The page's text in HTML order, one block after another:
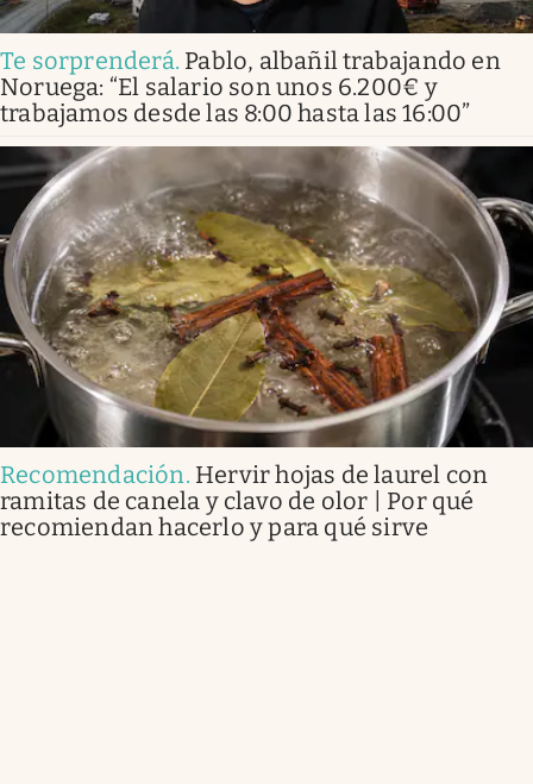
Te sorprenderá. Pablo, albañil trabajando en
Noruega: “El salario son unos 6.200€ y
trabajamos desde las 8:00 hasta las 16:00”
Recomendación. Hervir hojas de laurel con
ramitas de canela y clavo de olor | Por qué
recomiendan hacerlo y para qué sirve